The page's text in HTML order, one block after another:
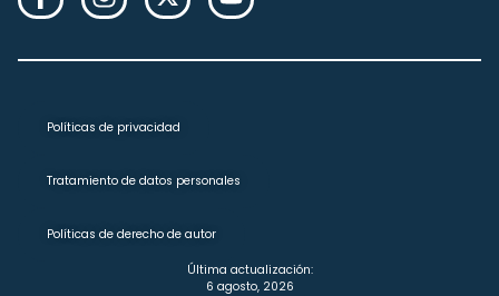
Políticas de privacidad
Tratamiento de datos personales
Políticas de derecho de autor
Última actualización:
6 agosto, 2026